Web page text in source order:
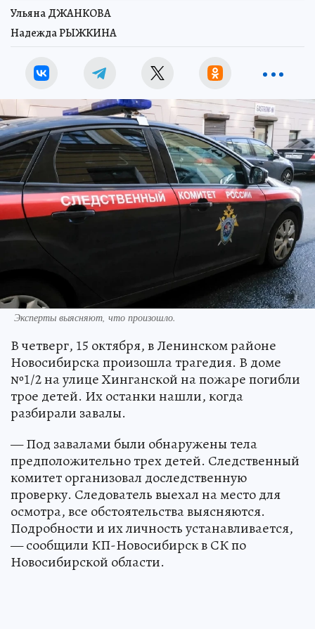
Ульяна ДЖАНКОВА
Надежда РЫЖКИНА
Эксперты выясняют, что произошло.
В четверг, 15 октября, в Ленинском районе
Новосибирска произошла трагедия. В доме
№1/2 на улице Хинганской на пожаре погибли
трое детей. Их останки нашли, когда
разбирали завалы.
— Под завалами были обнаружены тела
предположительно трех детей. Следственный
комитет организовал доследственную
проверку. Следователь выехал на место для
осмотра, все обстоятельства выясняются.
Подробности и их личность устанавливается,
— сообщили КП-Новосибирск в СК по
Новосибирской области.